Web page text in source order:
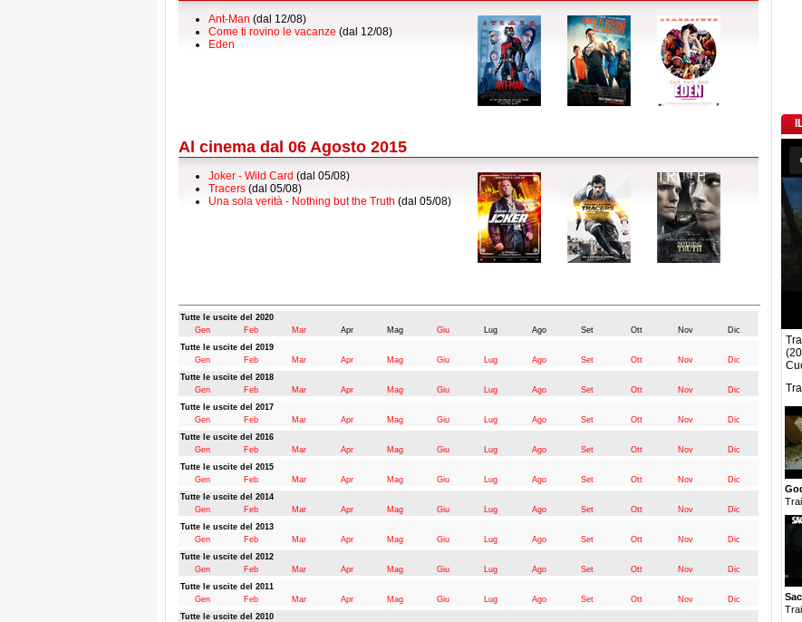
Ant-Man (dal 12/08)
Come ti rovino le vacanze (dal 12/08)
Eden
Al cinema dal 06 Agosto 2015
Joker - Wild Card (dal 05/08)
Tracers (dal 05/08)
Una sola verità - Nothing but the Truth (dal 05/08)
Tutte le uscite del 2020
Gen
Feb Mar Apr Mag Giu Lug Ago Set Ott Nov
Dic
Tutte le uscite del 2019
Gen
Feb Mar Apr Mag Giu Lug Ago Set Ott Nov
Dic
Tutte le uscite del 2018
Gen
Feb Mar Apr Mag Giu Lug Ago Set Ott Nov
Dic
Tutte le uscite del 2017
Gen
Feb Mar Apr Mag Giu Lug Ago Set Ott Nov
Dic
Tutte le uscite del 2016
Gen
Feb Mar Apr Mag Giu Lug Ago Set Ott Nov
Dic
Tutte le uscite del 2015
Gen
Feb Mar Apr Mag Giu Lug Ago Set Ott Nov
Dic
Tutte le uscite del 2014
Gen
Feb Mar Apr Mag Giu Lug Ago Set Ott Nov
Dic
Tutte le uscite del 2013
Gen
Feb Mar Apr Mag Giu Lug Ago Set Ott Nov
Dic
Tutte le uscite del 2012
Gen
Feb Mar Apr Mag Giu Lug Ago Set Ott Nov
Dic
Tutte le uscite del 2011
Gen
Feb Mar Apr Mag Giu Lug Ago Set Ott Nov
Dic
Tutte le uscite del 2010